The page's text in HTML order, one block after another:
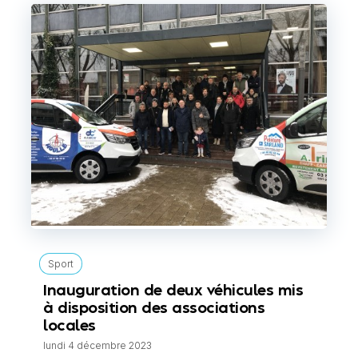
Sport
Inauguration de deux véhicules mis
à disposition des associations
locales
lundi 4 décembre 2023